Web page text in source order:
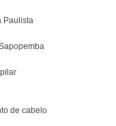
Lace
Paulista
de cabelo